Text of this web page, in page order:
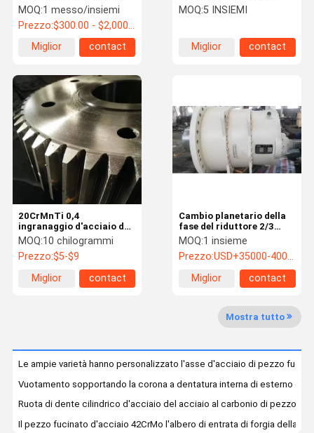
Casa Prodotti
Controllo Di
Qualità
Contattici Notizie
Richieda Una
Ingranaggio cilindrico d'acciaio
Ingranaggi conici d'acciaio
Ingranaggio elicoidale d'acciaio
Gru di attrito
Singola gru di bobina della corda
MOD 3 degli ingranaggi
conici 20CrMnTi
MOQ:5 INSIEMI
Miglior
contact
planetario del cambio
16.34~1978 del riduttore
della trasmissione
MOQ:1 messo/insiemi
Prezzo:$300.00 - $2,000.00 / Set
Miglior
contact
Cambio planetario della
fase del riduttore 2/3
dell'ingranaggio
planetario di alta
precisione dell'OEM
MOQ:1 insieme
Prezzo:USD+35000-40000+SET
Miglior
contact
20CrMnTi 0,4
ingranaggio d'acciaio del
volante dell'ingranaggio
cilindrico del dente del
modulo 10
MOQ:10 chilogrammi
Prezzo:$5-$9
Miglior
contact
Mostra tutto
Le ampie varietà hanno personalizzato l'asse d'acciaio di pezzo
Vuotamento sopportando la corona a dentatura interna di esterno di
Ruota di dente cilindrico d'acciaio del acciaio al carbonio di pezzo
Il pezzo fucinato d'acciaio 42CrMo l'albero di entrata di forgia della